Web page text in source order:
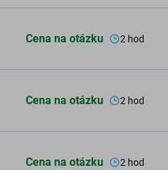
Cena na otázku 2 hod
Cena na otázku 2 hod
Cena na otázku 2 hod